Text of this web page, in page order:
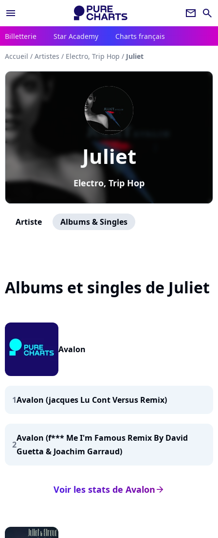
menu newsletter search
Billetterie Star Academy Charts français
Accueil / Artistes / Electro, Trip Hop / Juliet
Juliet
Electro, Trip Hop
Artiste Albums & Singles
Albums et singles de Juliet
Avalon
1Avalon (jacques Lu Cont Versus Remix)
2
Avalon (f*** Me I'm Famous Remix By David
Guetta & Joachim Garraud)
arrow_right
Voir les stats de Avalon